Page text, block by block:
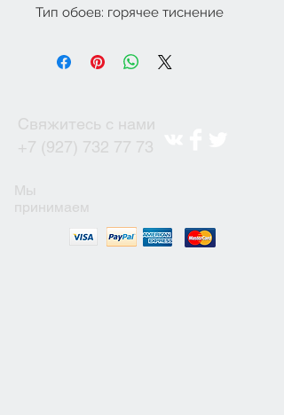
Тип обоев: горячее тиснение
Свяжитесь с нами
+7 (927) 732 77 73
Мы
принимаем